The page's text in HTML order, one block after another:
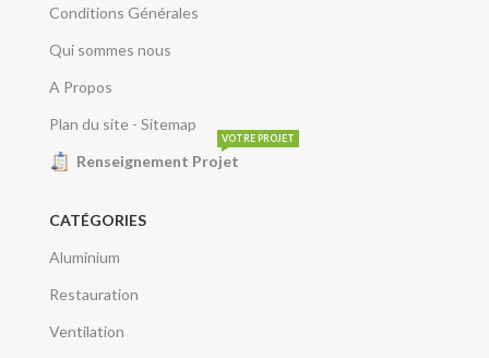
Conditions Générales
Qui sommes nous
A Propos
Plan du site - Sitemap
Renseignement Projet
VOTRE PROJET
CATÉGORIES
Aluminium
Restauration
Ventilation